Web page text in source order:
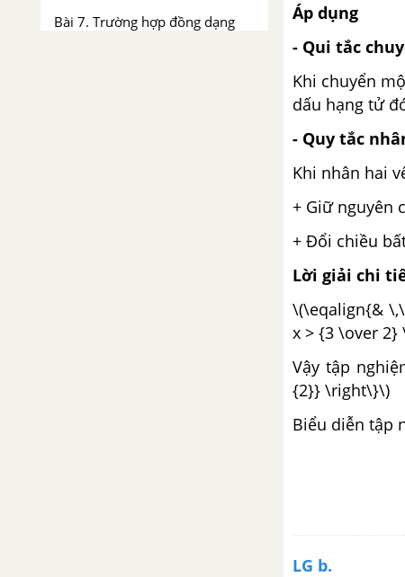
Bài 7. Trường hợp đồng dạng
Áp dụng
- Qui tắc
Khi chuyển
dấu hạng tử
- Quy tắc
Khi nhân hai
+ Giữ nguyên
+ Đổi chiều
Lời giải chi
\(\eqalign{&
x > {3 \over 2}
Vậy tập
{2}} \right\}\)
Biểu diễn tập
LG b.